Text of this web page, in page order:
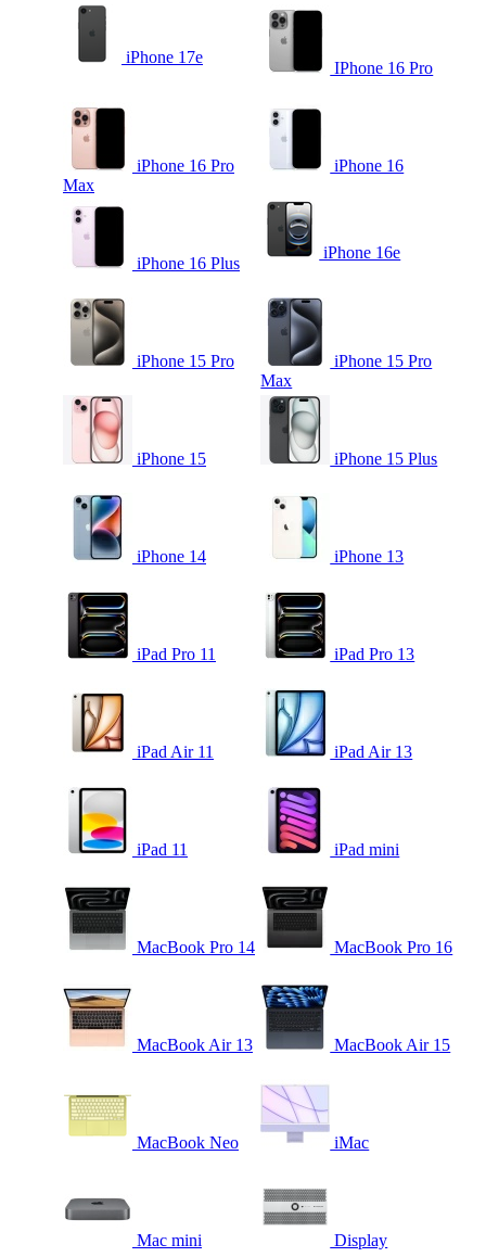
iPhone 17e
IPhone 16 Pro
iPhone 16 Pro
Max
iPhone 16
iPhone 16 Plus
iPhone 16e
iPhone 15 Pro
iPhone 15 Pro
Max
iPhone 15 iPhone 15 Plus
iPhone 14 iPhone 13
iPad Pro 11 iPad Pro 13
iPad Air 11 iPad Air 13
iPad 11 iPad mini
MacBook Pro 14 MacBook Pro 16
MacBook Air 13 MacBook Air 15
MacBook Neo iMac
Mac mini Display